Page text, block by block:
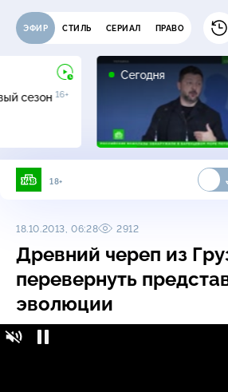
ЭФИР СТИЛЬ СЕРИАЛ ПРАВО
сезон 16+
Сегодня
18+
18.10.2013, 06:28 2912
Древний череп из
перевернуть
эволюции
Древний череп из Грузии может